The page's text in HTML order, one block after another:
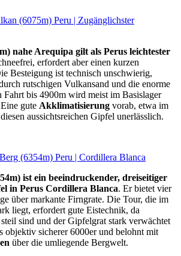
nahe Arequipa gilt als Perus leichtester
erfordert aber einen kurzen
Besteigung ist technisch unschwierig,
rutschigen Vulkansand und die enorme
bis 4900m wird meist im Basislager
gute Akklimatisierung vorab, etwa im
aussichtsreichen Gipfel unerlässlich.
ist ein beeindruckender, dreiseitiger
in Perus Cordillera Blanca. Er bietet vier
über markante Firngrate. Die Tour, die im
liegt, erfordert gute Eistechnik, da
sind und der Gipfelgrat stark verwächtet
objektiv sicherer 6000er und belohnt mit
über die umliegende Bergwelt.